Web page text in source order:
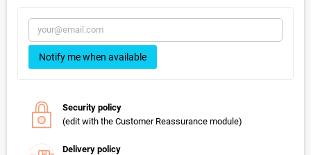
Notify me when available
Security policy
(edit with the Customer Reassurance module)
Delivery policy